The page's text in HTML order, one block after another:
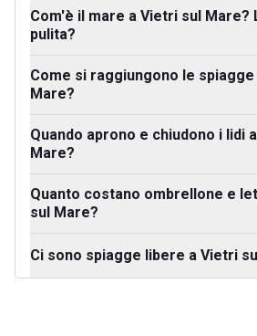
Com'è il mare a Vietri sul Mare?
pulita?
Come si raggiungono le
Mare?
Quando aprono e chiudono i lidi
Mare?
Quanto costano ombrellone e
sul Mare?
Ci sono spiagge libere a Vietri